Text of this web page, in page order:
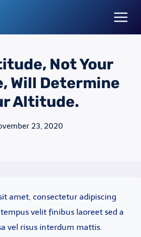
Not Your
Will Determine
Altitude.
23, 2020
amet, consectetur adipiscing
velit finibus laoreet sed a
vel risus interdum mattis.